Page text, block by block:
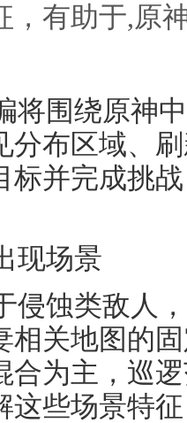
，有助于,原
将围绕原神
分布区域、
标并完成挑
现场景
侵蚀类敌人
相关地图的
合为主，巡
这些场景特